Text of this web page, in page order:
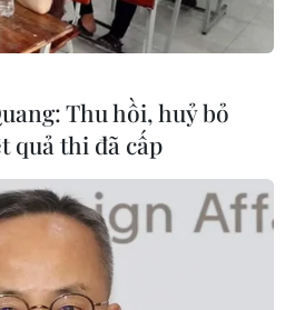
Thu hồi, huỷ bỏ
quả thi đã cấp